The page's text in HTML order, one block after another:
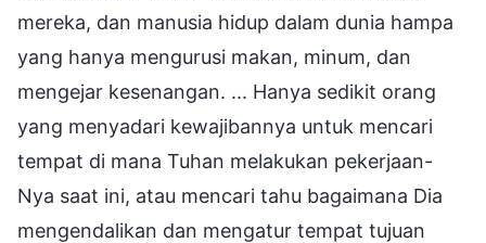
mereka, dan manusia hidup dalam dunia hampa
yang hanya mengurusi makan, minum, dan
mengejar kesenangan. ... Hanya sedikit orang
yang menyadari kewajibannya untuk mencari
tempat di mana Tuhan melakukan pekerjaan-
Nya saat ini, atau mencari tahu bagaimana Dia
mengendalikan dan mengatur tempat tujuan